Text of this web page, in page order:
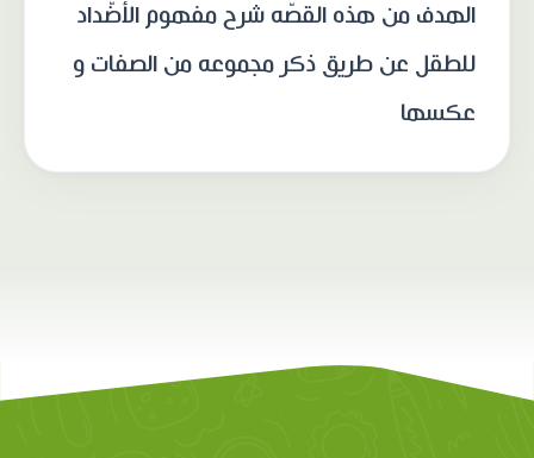
الهدف من هذه القصّه شرح مفهوم الأضّداد
للطقل عن طريق ذكر مجموعه من الصفات و
عكسها